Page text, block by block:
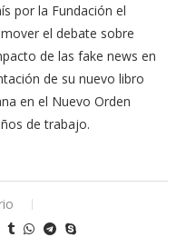
por la Fundación el
el debate sobre
de las fake news en
de su nuevo libro
en el Nuevo Orden
de trabajo.